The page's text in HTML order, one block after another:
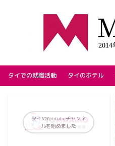
タイでの就職活動 タイのホテル
タイのYoutubeチャンネ
ルを始めました